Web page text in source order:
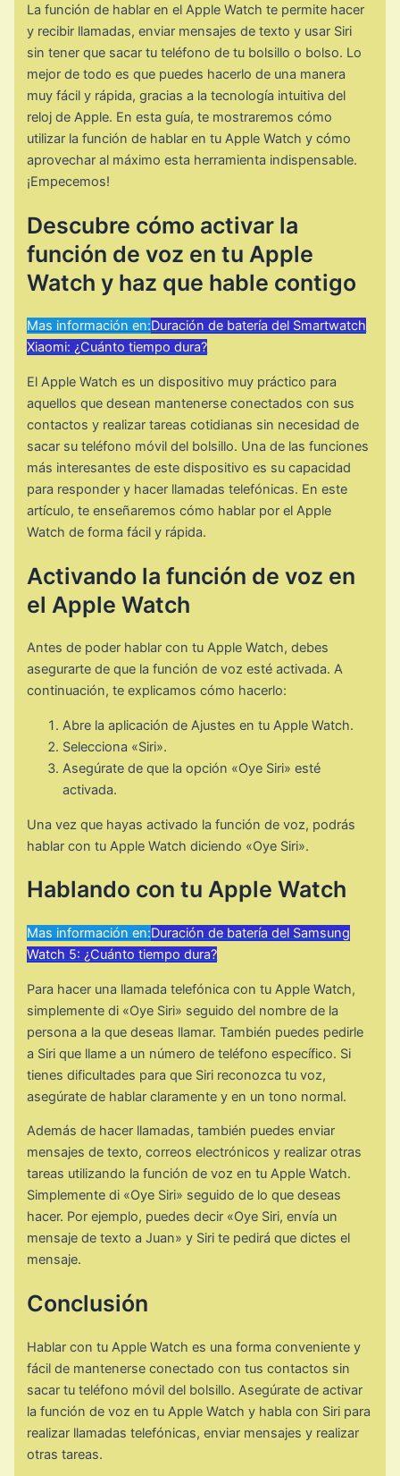
La función de hablar en el Apple Watch te permite hacer
y recibir llamadas, enviar mensajes de texto y usar Siri
sin tener que sacar tu teléfono de tu bolsillo o bolso. Lo
mejor de todo es que puedes hacerlo de una manera
muy fácil y rápida, gracias a la tecnología intuitiva del
reloj de Apple. En esta guía, te mostraremos cómo
utilizar la función de hablar en tu Apple Watch y cómo
aprovechar al máximo esta herramienta indispensable.
¡Empecemos!
Descubre cómo activar la
función de voz en tu Apple
Watch y haz que hable contigo
Mas información en:Duración de batería del Smartwatch
Xiaomi: ¿Cuánto tiempo dura?
El Apple Watch es un dispositivo muy práctico para
aquellos que desean mantenerse conectados con sus
contactos y realizar tareas cotidianas sin necesidad de
sacar su teléfono móvil del bolsillo. Una de las funciones
más interesantes de este dispositivo es su capacidad
para responder y hacer llamadas telefónicas. En este
artículo, te enseñaremos cómo hablar por el Apple
Watch de forma fácil y rápida.
Activando la función de voz en
el Apple Watch
Antes de poder hablar con tu Apple Watch, debes
asegurarte de que la función de voz esté activada. A
continuación, te explicamos cómo hacerlo:
Abre la aplicación de Ajustes en tu Apple Watch.
Selecciona «Siri».
Asegúrate de que la opción «Oye Siri» esté
activada.
Una vez que hayas activado la función de voz, podrás
hablar con tu Apple Watch diciendo «Oye Siri».
Hablando con tu Apple Watch
Mas información en:Duración de batería del Samsung
Watch 5: ¿Cuánto tiempo dura?
Para hacer una llamada telefónica con tu Apple Watch,
simplemente di «Oye Siri» seguido del nombre de la
persona a la que deseas llamar. También puedes pedirle
a Siri que llame a un número de teléfono específico. Si
tienes dificultades para que Siri reconozca tu voz,
asegúrate de hablar claramente y en un tono normal.
Además de hacer llamadas, también puedes enviar
mensajes de texto, correos electrónicos y realizar otras
tareas utilizando la función de voz en tu Apple Watch.
Simplemente di «Oye Siri» seguido de lo que deseas
hacer. Por ejemplo, puedes decir «Oye Siri, envía un
mensaje de texto a Juan» y Siri te pedirá que dictes el
mensaje.
Conclusión
Hablar con tu Apple Watch es una forma conveniente y
fácil de mantenerse conectado con tus contactos sin
sacar tu teléfono móvil del bolsillo. Asegúrate de activar
la función de voz en tu Apple Watch y habla con Siri para
realizar llamadas telefónicas, enviar mensajes y realizar
otras tareas.